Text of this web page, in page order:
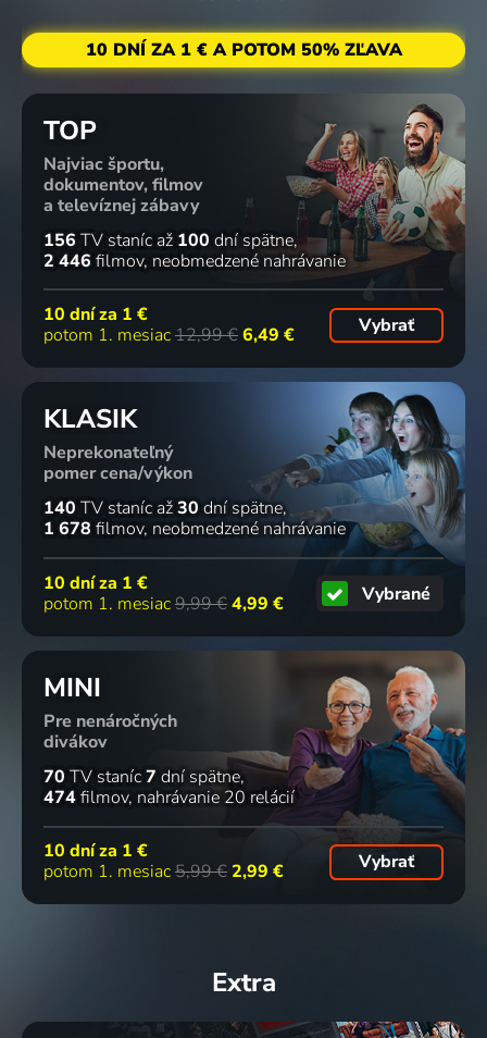
10 DNÍ ZA 1 € A POTOM 50% ZĽAVA
TOP
Najviac športu,
dokumentov, filmov
a televíznej zábavy
156 TV staníc až 100 dní spätne
2 446 filmov neobmedzené nahrávanie
10 dní za 1 €
potom 1. mesiac12,99 €6,49 € Vybrať
KLASIK
Neprekonateľný
pomer cena/výkon
140 TV staníc až30 dní spätne
1 678 filmov neobmedzené nahrávanie
10 dní za 1 €
potom 1. mesiac9,99 €4,99 € Vybrané
MINI
Pre nenáročných
divákov
70 TV staníc7 dní spätne
474filmov nahrávanie 20 relácií
10 dní za 1 €
potom 1. mesiac5,99 € 2,99 € Vybrať
Extra